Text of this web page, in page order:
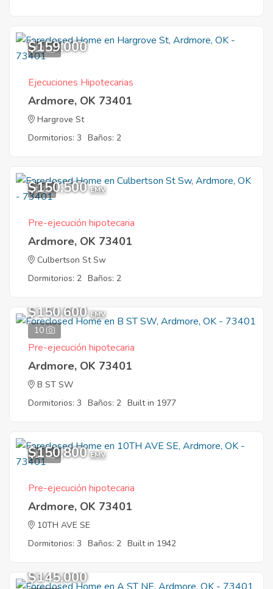
10
$159,000
Ejecuciones Hipotecarias
Ardmore, OK 73401
Hargrove St
Dormitorios: 3 Baños: 2
1
$150,500 EMV
Pre-ejecución hipotecaria
Ardmore, OK 73401
Culbertson St Sw
Dormitorios: 2 Baños: 2
10
$150,600 EMV
Pre-ejecución hipotecaria
Ardmore, OK 73401
B ST SW
Dormitorios: 3 Baños: 2 Built in 1977
11
$150,800 EMV
Pre-ejecución hipotecaria
Ardmore, OK 73401
10TH AVE SE
Dormitorios: 3 Baños: 2 Built in 1942
$145,000